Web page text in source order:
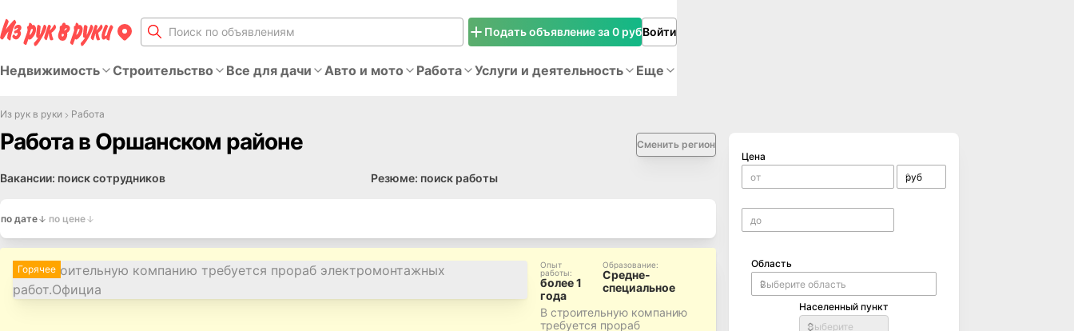
Подать объявление за 0 рубВойти
Недвижимость Строительство Все для дачи Авто и мото Работа Услуги и деятельность Еще
Из рук в руки Работа
Работа в Оршанском районе Сменить регион
Вакансии: поиск сотрудников Резюме: поиск работы
по дате по цене
Горячее
Опыт
работы:
более 1
года
Образование:
Средне-
специальное
В строительную компанию
требуется прораб
Цена
Область
Населенный пункт
Выберите